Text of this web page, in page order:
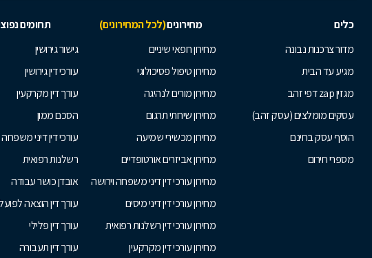
כלים מחירונים(לכל המחירונים) תחומים
מדור צרכנות נבונה
מגיע עד הבית
מגזין zap דפי זהב
עסקים מומלצים (עסק זהב)
הוסף עסק בחינם
מספרי חירום
מחירון רופאי שיניים
מחירון טיפול פסיכולוגי
מחירון מורים לנהיגה
מחירון שירותי תרגום
מחירון מכשירי שמיעה
מחירון אביזרים אורטופדיים
מחירון עורכי דין דיני משפחה וירושה
מחירון עורכי דין דיני מיסים
מחירון עורכי דין רשלנות רפואית
מחירון עורכי דין מקרקעין
גישור גירושין
עורכי דין גירושין
עורך דין מקרקעין
הסכם ממון
עורכי דין דיני משפחה
רשלנות רפואית
אובדן כושר עבודה
עורך דין הוצאה
עורך דין פלילי
עורך דין תעבורה